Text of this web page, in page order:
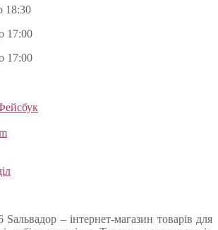
18:30
– інтернет-магазин товарів для